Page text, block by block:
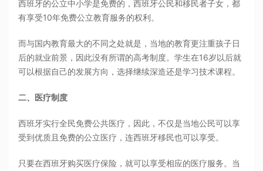
西班牙的公立中小学是免费的，西班牙公民和移民者子女，都
有享受10年免费公立教育服务的权利。
而与国内教育最大的不同之处就是，当地的教育更注重孩子日
后的就业前景，因此没有所谓的高考制度。学生在16岁以后就
可以根据自己的发展方向，选择继续深造还是学习技术课程。
二、医疗制度
西班牙实行全民免费公共医疗，因此，不仅是当地公民可以享
受到优质且免费的公立医疗，连西班牙移民也可以享受。
只要在西班牙购买医疗保险，就可以享受相应的医疗服务。当